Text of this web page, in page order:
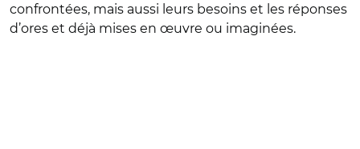
confrontées, mais aussi leurs besoins et les réponses
d’ores et déjà mises en œuvre ou imaginées.